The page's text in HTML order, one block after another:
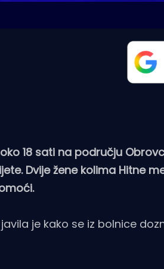
18 sati na području
Dvije žene kolima Hitne
javila je kako se iz bolnice